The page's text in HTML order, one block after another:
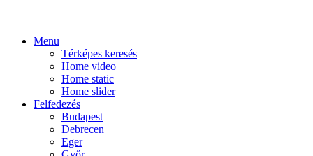
Menu
Térképes keresés
Home video
Home static
Home slider
Felfedezés
Budapest
Debrecen
Eger